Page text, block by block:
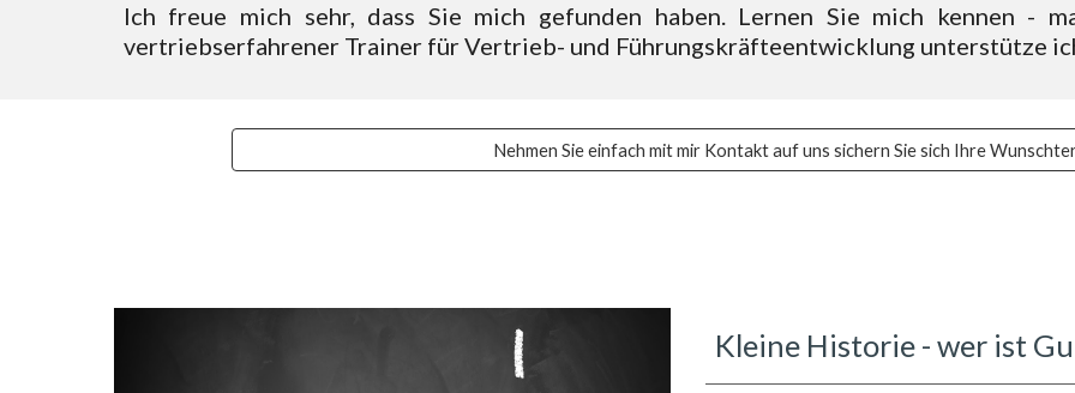
Ich freue mich sehr, dass Sie mich gefunden haben. Lernen Sie mich kennen -
vertriebserfahrener Trainer für Vertrieb- und Führungskräfteentwicklung unterstütze
Nehmen Sie einfach mit mir Kontakt auf uns sichern Sie sich Ihre
Kleine Historie - wer ist